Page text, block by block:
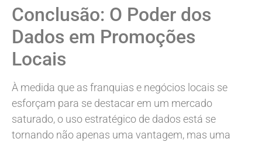
Conclusão: O Poder dos
Dados em Promoções
Locais
À medida que as franquias e negócios locais se
esforçam para se destacar em um mercado
saturado, o uso estratégico de dados está se
tornando não apenas uma vantagem, mas uma